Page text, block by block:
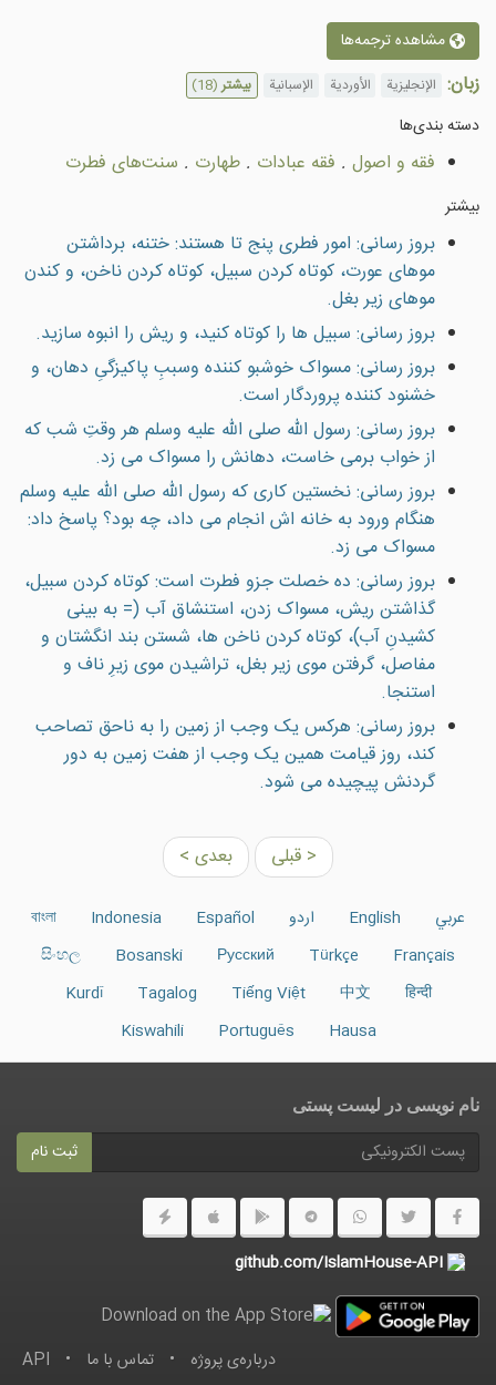
مشاهده ترجمه‌ها
زبان: الإنجليزية الأوردية الإسبانية بیشتر(18)
دسته بندى‌ها
فقه و اصول . فقه عبادات . طهارت . سنت‌هاى فطرت
بیشتر
بروز رسانی: امور فطرى پنج تا هستند: ختنه، برداشتن
موهاى عورت، كوتاه كردن سبيل، كوتاه كردن ناخن، و كندن
موهاى زير بغل.
بروز رسانی: سبيل ها را كوتاه كنيد، و ريش را انبوه سازيد.
بروز رسانی: مسواک خوشبو كننده وسببِ پاکيزگیِ دهان، و
خشنود كننده پروردگار است.
بروز رسانی: رسول الله صلى الله عليه وسلم هر وقتِ شب که
از خواب برمی خاست، دهانش را مسواک می زد.
بروز رسانی: نخستين کاری که رسول الله صلى الله عليه وسلم
هنگام ورود به خانه اش انجام می داد، چه بود؟ پاسخ داد:
مسواک می زد.
بروز رسانی: ده خصلت جزو فطرت است: کوتاه کردن سبيل،
گذاشتن ريش، مسواک زدن، استنشاق آب (= به بينی
کشيدنِ آب)، کوتاه کردن ناخن ها، شستن بند انگشتان و
مفاصل، گرفتن موی زير بغل، تراشيدن موی زيرِ ناف و
استنجا.
بروز رسانی: هرکس يک وجب از زمين را به ناحق تصاحب
کند، روز قيامت همين يک وجب از هفت زمين به دور
گردنش پيچيده می شود.
< قبلی بعدی >
عربي English اردو Español
Indonesia
বাংলা
Français
Türkçe
Русский
Bosanski
සිංහල
हिन्दी
中文
Tiếng Việt
Tagalog
Kurdî
Hausa
Português
Kiswahili
نام نویسی در ليست پستى
ثبت نام
github.com/IslamHouse-API
درباره‌ى پروژه • تماس با ما •
API